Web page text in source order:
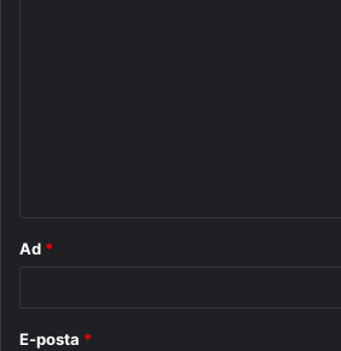
Ad *
E-posta *